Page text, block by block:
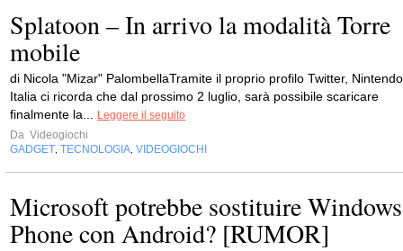
Splatoon – In arrivo la modalità Torre
mobile
di Nicola "Mizar" PalombellaTramite il proprio profilo Twitter, Nintendo
Italia ci ricorda che dal prossimo 2 luglio, sarà possibile scaricare
finalmente la...
Leggere il seguito
Da Videogiochi
GADGET TECNOLOGIA VIDEOGIOCHI
Microsoft potrebbe sostituire Windows
Phone con Android? [RUMOR]